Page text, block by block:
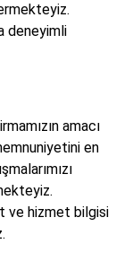
deneyimli
amacı
en
ve hizmet bilgisi